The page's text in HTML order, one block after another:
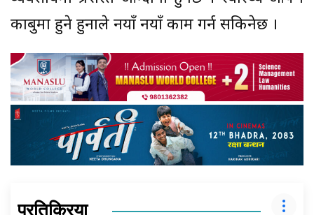
काबुमा हुने हुनाले नयाँ नयाँ काम गर्न सकिनेछ ।